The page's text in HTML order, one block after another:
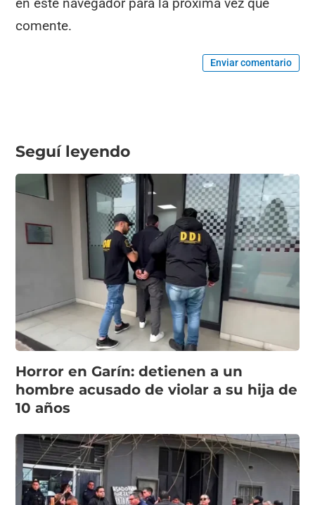
comente.
Enviar comentario
Seguí leyendo
Horror en Garín: detienen a un
hombre acusado de violar a su hija de
10 años